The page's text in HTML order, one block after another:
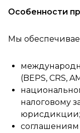
Особенности
Мы
(BEPS, CRS,
налоговому
юрисдикции;
соглашениям